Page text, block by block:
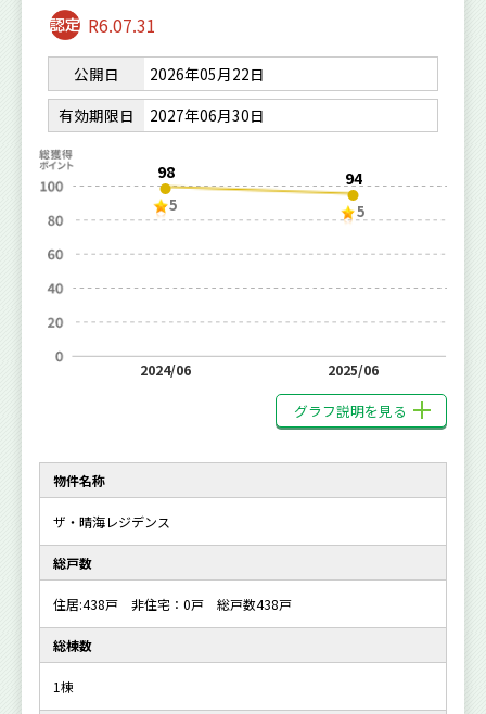
R6.07.31
公開日
2026年05月22日
有効期限日
2027年06月30日
98
5
2024/06
94
5
2025/06
グラフ説明を見る
物件名称
ザ・晴海レジデンス
総戸数
住居:438戸 非住宅：0戸 総戸数438戸
総棟数
1棟